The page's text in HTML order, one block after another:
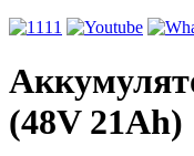
(48V 21Ah)